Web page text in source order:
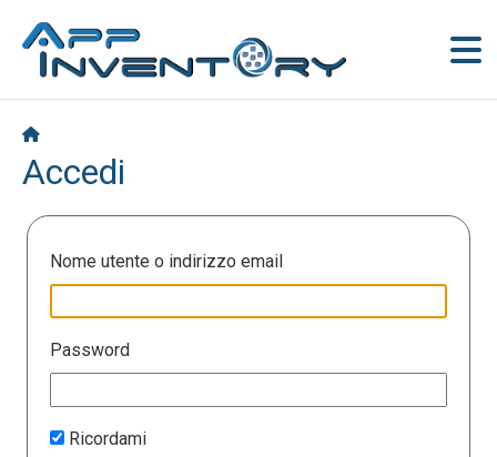
Accedi
Nome utente o indirizzo email
Password
Ricordami